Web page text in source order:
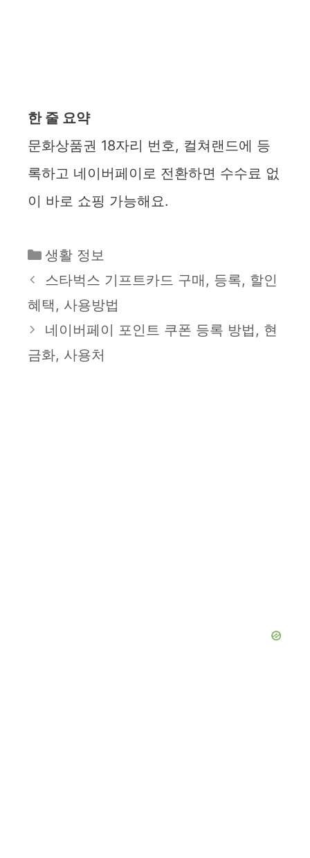
한 줄 요약
문화상품권 18자리 번호, 컬쳐랜드에 등
록하고 네이버페이로 전환하면 수수료 없
이 바로 쇼핑 가능해요.
카
테
리
생활 정보
스타벅스 기프트카드 구매, 등록, 할인
혜택, 사용방법
네이버페이 포인트 쿠폰 등록 방법, 현
금화, 사용처